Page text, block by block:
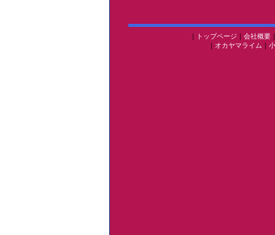
｜ トップページ ｜ 会社概要
｜ オカヤマライム ｜